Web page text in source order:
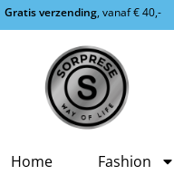
Gratis verzending, vanaf € 40,-
Home Fashion